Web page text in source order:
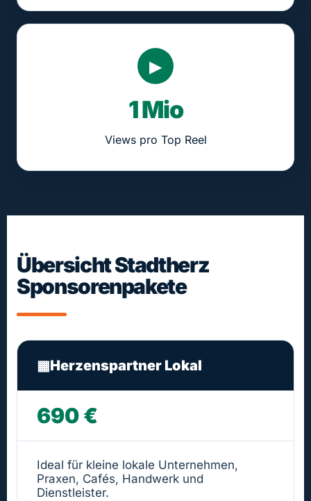
▶
1 Mio
Views pro Top Reel
Übersicht Stadtherz
Sponsorenpakete
▦Herzenspartner Lokal
690 €
Ideal für kleine lokale Unternehmen,
Praxen, Cafés, Handwerk und
Dienstleister.